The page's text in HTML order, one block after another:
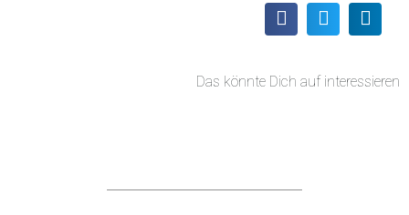
Das könnte Dich auf interessieren